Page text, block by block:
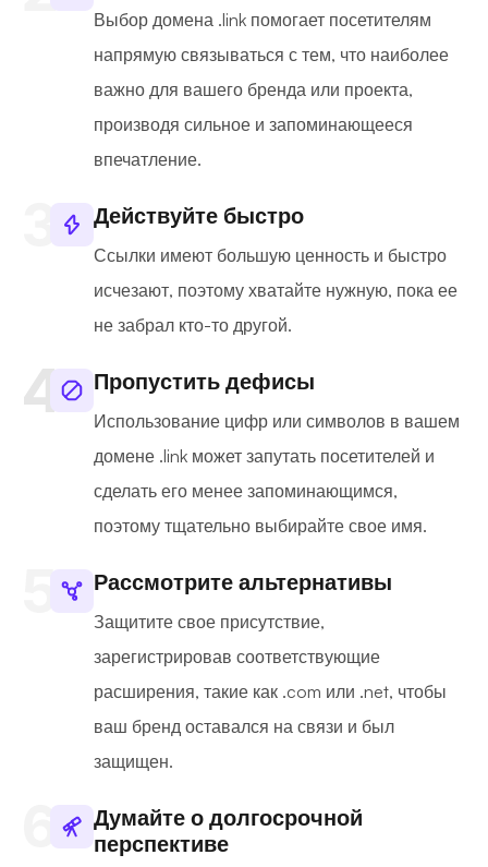
Выбор домена .link помогает посетителям
напрямую связываться с тем, что наиболее
важно для вашего бренда или проекта,
производя сильное и запоминающееся
впечатление.
Действуйте быстро
Ссылки имеют большую ценность и быстро
исчезают, поэтому хватайте нужную, пока ее
не забрал кто-то другой.
Пропустить дефисы
Использование цифр или символов в вашем
домене .link может запутать посетителей и
сделать его менее запоминающимся,
поэтому тщательно выбирайте свое имя.
Рассмотрите альтернативы
Защитите свое присутствие,
зарегистрировав соответствующие
расширения, такие как .com или .net, чтобы
ваш бренд оставался на связи и был
защищен.
Думайте о долгосрочной
перспективе